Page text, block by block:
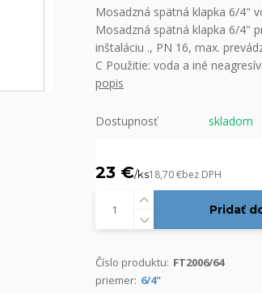
Mosadzná spätná klapka 6/4"
Mosadzná spätná klapka 6/4"
inštaláciu ., PN 16, max.
C Použitie: voda a iné
popis
Dostupnosť skladom
23 €/ks18,70 €bez DPH
Pridať
Číslo produktu: FT2006/64
priemer: 6/4"